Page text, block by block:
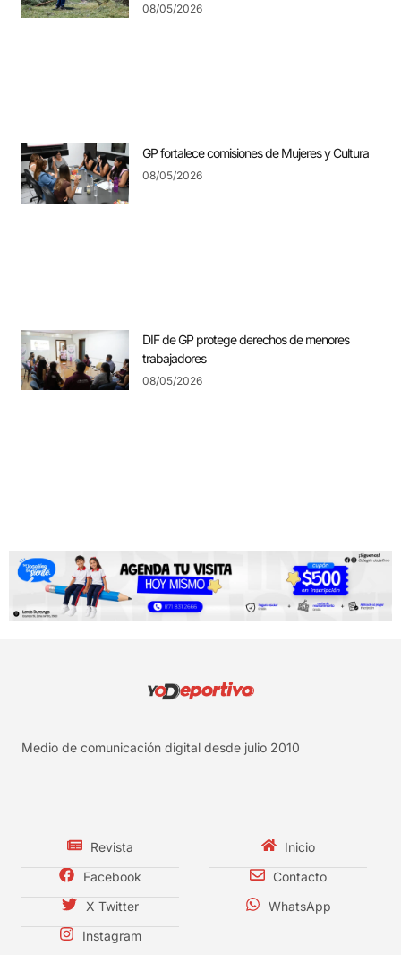
08/05/2026
GP fortalece comisiones de Mujeres y Cultura
08/05/2026
DIF de GP protege derechos de menores
trabajadores
08/05/2026
Medio de comunicación digital desde julio 2010
Revista
Facebook
X Twitter
Instagram
Inicio
Contacto
WhatsApp